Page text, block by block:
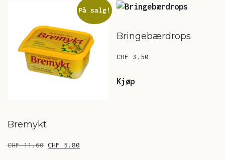
På salg!
Bremykt
CHF11.60 Opprinnelig
CHF 5.80
Bringebærdrops
CHF 3.50
Kjøp